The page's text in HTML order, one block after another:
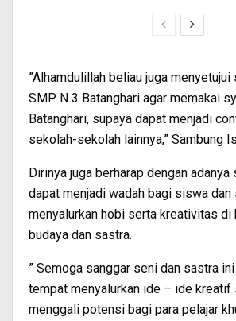
”Alhamdulillah beliau juga
SMP N 3 Batanghari agar memakai
Batanghari, supaya dapat menjadi
sekolah-sekolah lainnya,” Sambung
Dirinya juga berharap dengan
dapat menjadi wadah bagi siswa
menyalurkan hobi serta kreativitas di
budaya dan sastra.
” Semoga sanggar seni dan sastra
tempat menyalurkan ide – ide
menggali potensi bagi para pelajar